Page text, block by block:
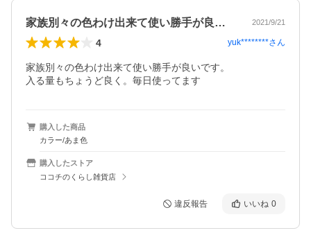
家族別々の色わけ出来て使い勝手が良いで… 2021/9/21
4 yuk********さん
家族別々の色わけ出来て使い勝手が良いです。
入る量もちょうど良く。毎日使ってます
購入した商品
カラー/あま色
購入したストア
ココチのくらし雑貨店
違反報告 いいね 0